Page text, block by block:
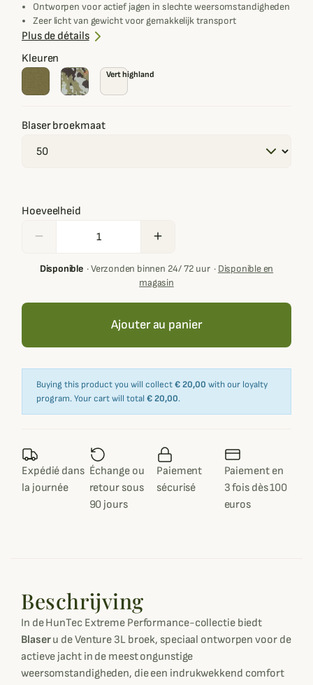
Ontworpen voor actief jagen in slechte weersomstandigheden
Zeer licht van gewicht voor gemakkelijk transport
Plus de détails
Kleuren
Vert highland
Blaser broekmaat
Hoeveelheid
remove add
Disponible·Verzonden binnen 24/ 72 uur· Disponible en
magasin
Ajouter au panier
Buying this product you will collect€ 20,00 with our loyalty
program. Your cart will total € 20,00.
Expédié dans
la journée
Échange ou
retour sous
90 jours
Paiement
sécurisé
Paiement en
3 fois dès 100
euros
Beschrijving
In de HunTec Extreme Performance-collectie biedt
Blaseru de Venture 3L broek, speciaal ontworpen voor de
actieve jacht in de meest ongunstige
weersomstandigheden, die een indrukwekkend comfort